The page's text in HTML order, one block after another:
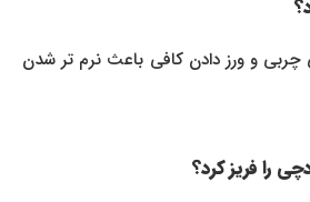
و ورز دادن کافی باعث نرم تر شدن
را فریز کرد؟